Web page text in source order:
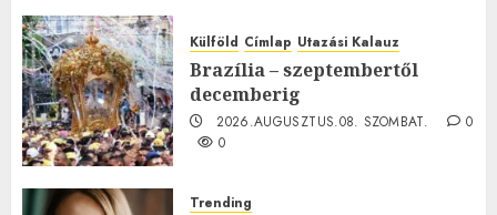
Külföld Címlap Utazási Kalauz
Brazília – szeptembertől
decemberig
2026.AUGUSZTUS.08. SZOMBAT.
0
0
Trending